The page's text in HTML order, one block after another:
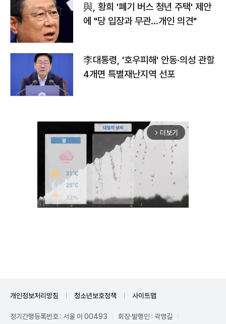
與, 황희 '폐기 버스 청년 주택' 제안
에 "당 입장과 무관…개인 의견"
李대통령, '호우피해' 안동·의성 관할
4개면 특별재난지역 선포
arrow_forward_ios 더보기
개인정보처리방침 청소년보호정책 사이트맵
정기간행등록번호 : 서울 아 00493 회장·발행인 : 곽영길